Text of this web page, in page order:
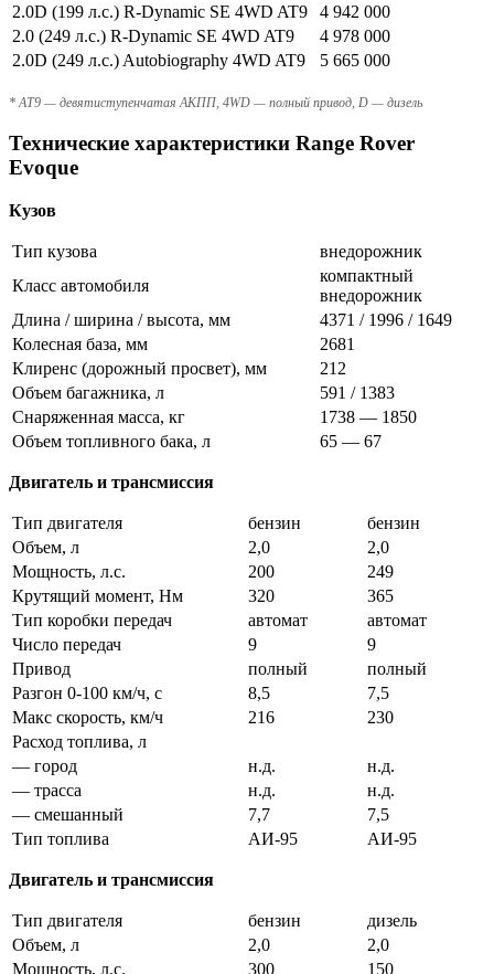
2.0D (199 л.с.) R-Dynamic SE 4WD AT9
4 942 000
2.0 (249 л.с.) R-Dynamic SE 4WD AT9
4 978 000
2.0D (249 л.с.) Autobiography 4WD AT9
5 665 000
* AT9 — девятиступенчатая АКПП, 4WD — полный привод, D — дизель
Технические характеристики Range Rover
Evoque
Кузов
Тип кузова
внедорожник
Класс автомобиля
компактный
внедорожник
Длина / ширина / высота, мм
4371 / 1996 / 1649
Колесная база, мм
2681
Клиренс (дорожный просвет), мм
212
Объем багажника, л
591 / 1383
Снаряженная масса, кг
1738 — 1850
Объем топливного бака, л
65 — 67
Двигатель и трансмиссия
Тип двигателя бензин
бензин
Объем, л
2,0
2,0
Мощность, л.с.
200
249
Крутящий момент, Нм
320
365
Тип коробки передач
автомат
автомат
Число передач
9
9
Привод
полный
полный
Разгон 0-100 км/ч, с
8,5
7,5
Макс скорость, км/ч
216
230
Расход топлива, л
— город
н.д.
н.д.
— трасса
н.д.
н.д.
— смешанный
7,7
7,5
Тип топлива
АИ-95 АИ-95
Двигатель и трансмиссия
Тип двигателя бензин
дизель
Объем, л
2,0
2,0
Мощность, л.с.
300 150